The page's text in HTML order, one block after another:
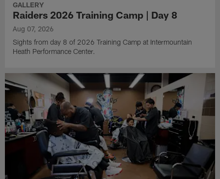
GALLERY
Raiders 2026 Training Camp | Day 8
Aug 07, 2026
Sights from day 8 of 2026 Training Camp at Intermountain
Heath Performance Center.